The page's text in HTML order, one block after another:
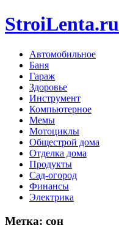
StroiLenta.ru
Автомобильное
Баня
Гараж
Здоровье
Инструмент
Компьютерное
Мемы
Мотоциклы
Общестрой дома
Отделка дома
Продукты
Сад-огород
Финансы
Электрика
Метка: сон